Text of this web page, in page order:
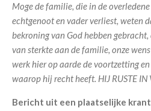
Moge de familie, die in de
echtgenoot en vader verliest, weten
bekroning van God hebben gebracht,
van sterkte aan de familie, onze
werk hier op aarde de voortzetting
waarop hij recht heeft. HIJ RUSTE IN
Bericht uit een plaatselijke krant